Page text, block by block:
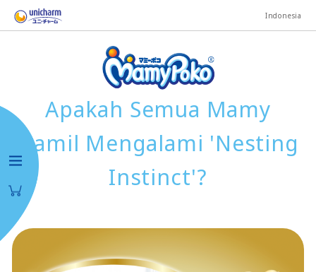
Indonesia
Apakah Semua Mamy
Hamil Mengalami 'Nesting
Instinct'?